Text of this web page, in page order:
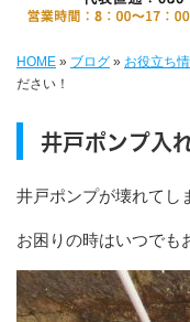
HOME » ブログ » お役立ち
ださい！
井戸ポンプ入
井戸ポンプが壊れてし
お困りの時はいつでも